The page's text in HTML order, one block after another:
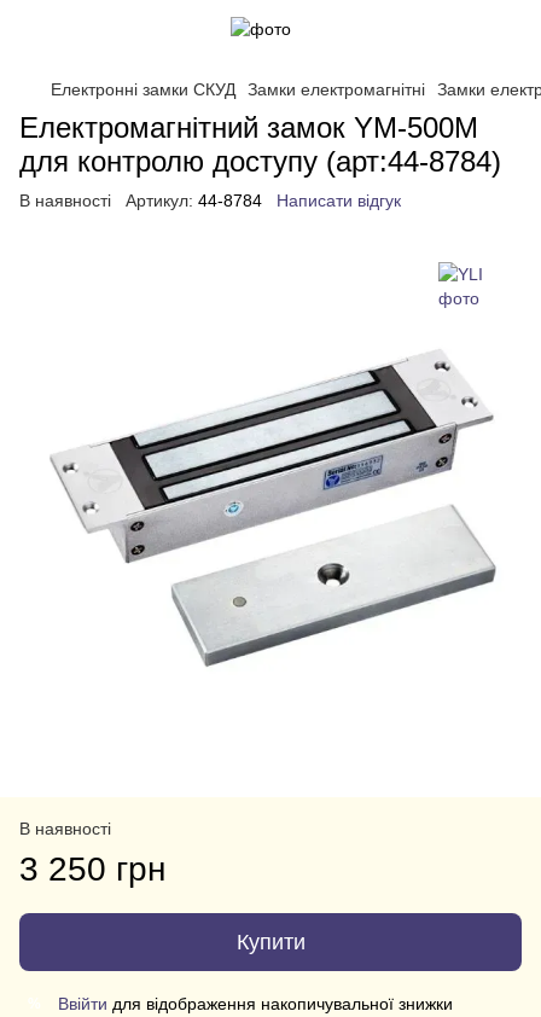
Електронні замки СКУД Замки електромагнітні Замки
Електромагнітний замок YM-500M
для контролю доступу (арт:44-8784)
В наявності Артикул: 44-8784 Написати відгук
В наявності
3 250 грн
Купити
Ввійти для відображення накопичувальної знижки